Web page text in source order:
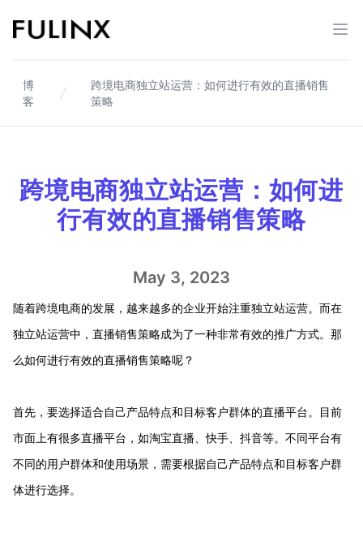
Fulinx-跨境电商独立站自建站平台
打
博
客
跨境电商独立站运营：如何进行有效的直播销售
策略
跨境电商独立站运营：如何进
行有效的直播销售策略
May 3, 2023
随着跨境电商的发展，越来越多的企业开始注重独立站运营。而在
独立站运营中，直播销售策略成为了一种非常有效的推广方式。那
么如何进行有效的直播销售策略呢？
首先，要选择适合自己产品特点和目标客户群体的直播平台。目前
市面上有很多直播平台，如淘宝直播、快手、抖音等。不同平台有
不同的用户群体和使用场景，需要根据自己产品特点和目标客户群
体进行选择。